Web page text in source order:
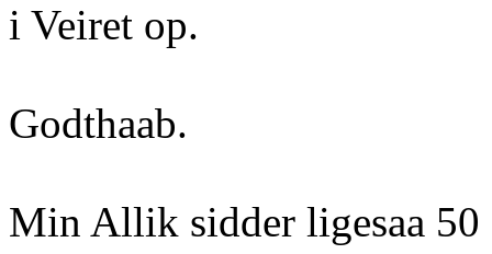
i Veiret op.
Godthaab.
Min Allik sidder ligesaa 50